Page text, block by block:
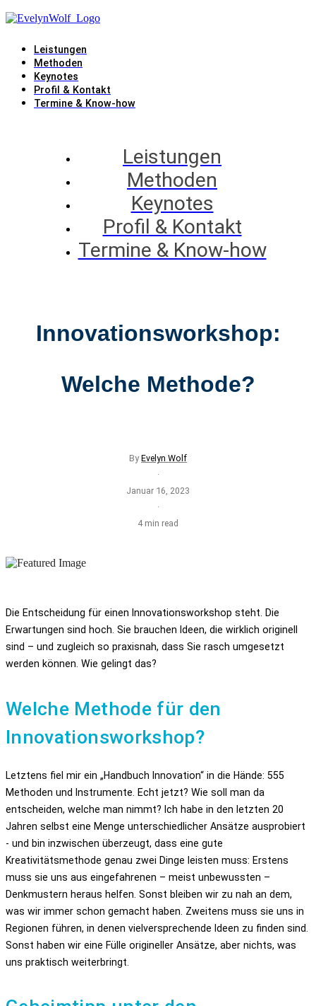
Leistungen
Methoden
Keynotes
Profil & Kontakt
Termine & Know-how
Leistungen
Methoden
Keynotes
Profil & Kontakt
Termine & Know-how
Innovationsworkshop:
Welche Methode?
By Evelyn Wolf
·
Januar 16, 2023
·
4 min read
Die Entscheidung für einen Innovationsworkshop steht. Die
Erwartungen sind hoch. Sie brauchen Ideen, die wirklich originell
sind – und zugleich so praxisnah, dass Sie rasch umgesetzt
werden können. Wie gelingt das?
Welche Methode für den
Innovationsworkshop?
Letztens fiel mir ein „Handbuch Innovation“ in die Hände: 555
Methoden und Instrumente. Echt jetzt? Wie soll man da
entscheiden, welche man nimmt? Ich habe in den letzten 20
Jahren selbst eine Menge unterschiedlicher Ansätze ausprobiert
- und bin inzwischen überzeugt, dass eine gute
Kreativitätsmethode genau zwei Dinge leisten muss: Erstens
muss sie uns aus eingefahrenen – meist unbewussten –
Denkmustern heraus helfen. Sonst bleiben wir zu nah an dem,
was wir immer schon gemacht haben. Zweitens muss sie uns in
Regionen führen, in denen vielversprechende Ideen zu finden sind.
Sonst haben wir eine Fülle origineller Ansätze, aber nichts, was
uns praktisch weiterbringt.